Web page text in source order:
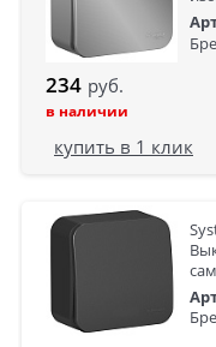
234 руб.
в наличии
купить в 1 клик